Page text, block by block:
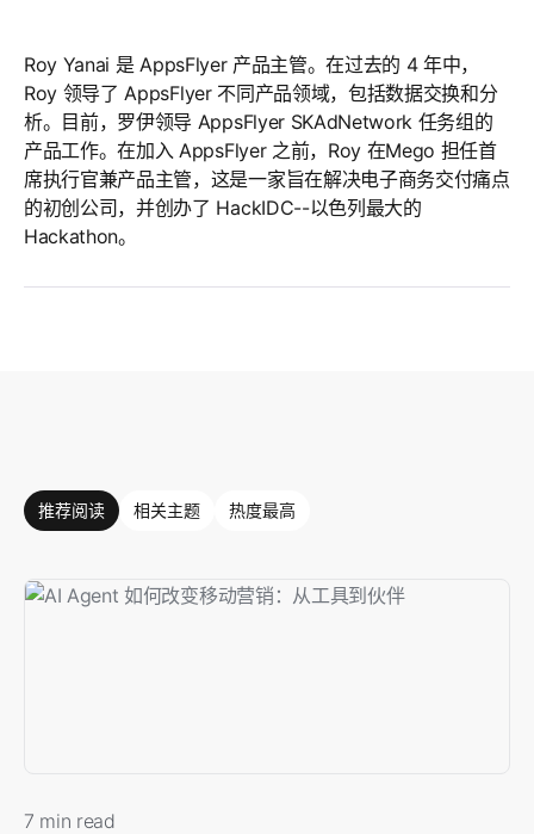
Roy Yanai 是 AppsFlyer 产品主管。在过去的 4 年中，
Roy 领导了 AppsFlyer 不同产品领域，包括数据交换和分
析。目前，罗伊领导 AppsFlyer SKAdNetwork 任务组的
产品工作。在加入 AppsFlyer 之前，Roy 在Mego 担任首
席执行官兼产品主管，这是一家旨在解决电子商务交付痛点
的初创公司，并创办了 HackIDC--以色列最大的
Hackathon。
推荐阅读 相关主题 热度最高
7 min read